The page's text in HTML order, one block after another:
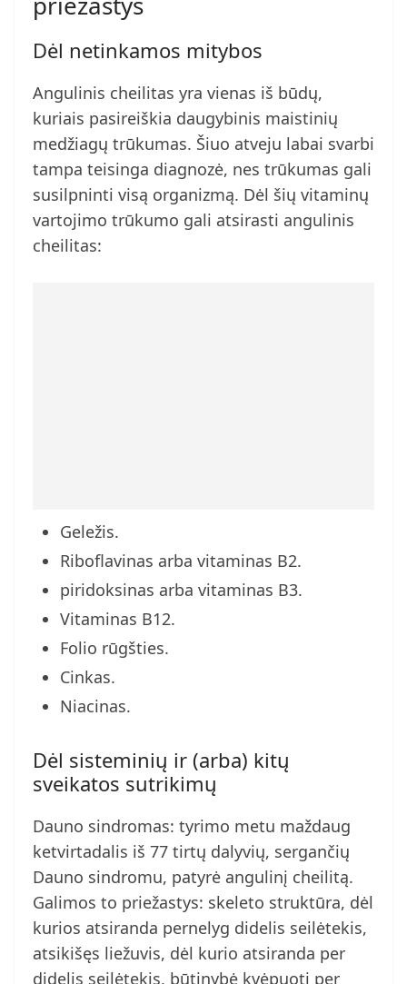
Dėl netinkamos mitybos
Angulinis cheilitas yra vienas iš būdų,
kuriais pasireiškia daugybinis maistinių
medžiagų trūkumas. Šiuo atveju labai svarbi
tampa teisinga diagnozė, nes trūkumas gali
susilpninti visą organizmą. Dėl šių vitaminų
vartojimo trūkumo gali atsirasti angulinis
cheilitas:
Geležis.
Riboflavinas arba vitaminas B2.
piridoksinas arba vitaminas B3.
Vitaminas B12.
Folio rūgšties.
Cinkas.
Niacinas.
Dėl sisteminių ir (arba) kitų
sveikatos sutrikimų
Dauno sindromas: tyrimo metu maždaug
ketvirtadalis iš 77 tirtų dalyvių, sergančių
Dauno sindromu, patyrė angulinį cheilitą.
Galimos to priežastys: skeleto struktūra, dėl
kurios atsiranda pernelyg didelis seilėtekis,
atsikišęs liežuvis, dėl kurio atsiranda per
didelis seilėtekis, būtinybė kvėpuoti per